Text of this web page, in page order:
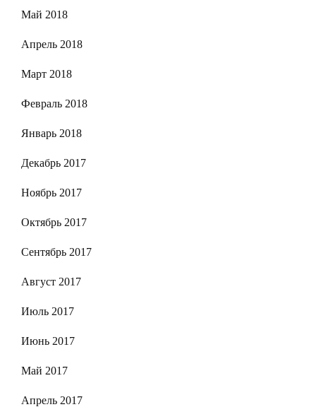
Май 2018
Апрель 2018
Март 2018
Февраль 2018
Январь 2018
Декабрь 2017
Ноябрь 2017
Октябрь 2017
Сентябрь 2017
Август 2017
Июль 2017
Июнь 2017
Май 2017
Апрель 2017